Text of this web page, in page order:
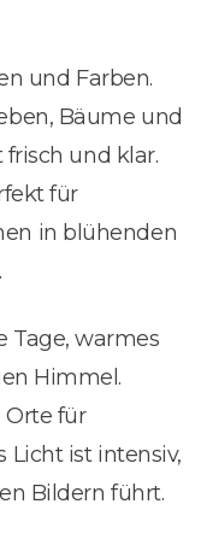
und Farben.
Bäume und
und klar.
für
in blühenden
Tage, warmes
Himmel.
Orte für
Licht ist intensiv,
Bildern führt.